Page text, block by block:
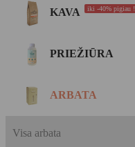
KAVA iki -40% pigiau !
PRIEŽIŪRA
ARBATA
Visa arbata